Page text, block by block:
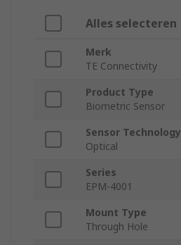
Alles selecteren
Merk
TE Connectivity
Product Type
Biometric Sensor
Sensor Technology
Optical
Series
EPM-4001
Mount Type
Through Hole